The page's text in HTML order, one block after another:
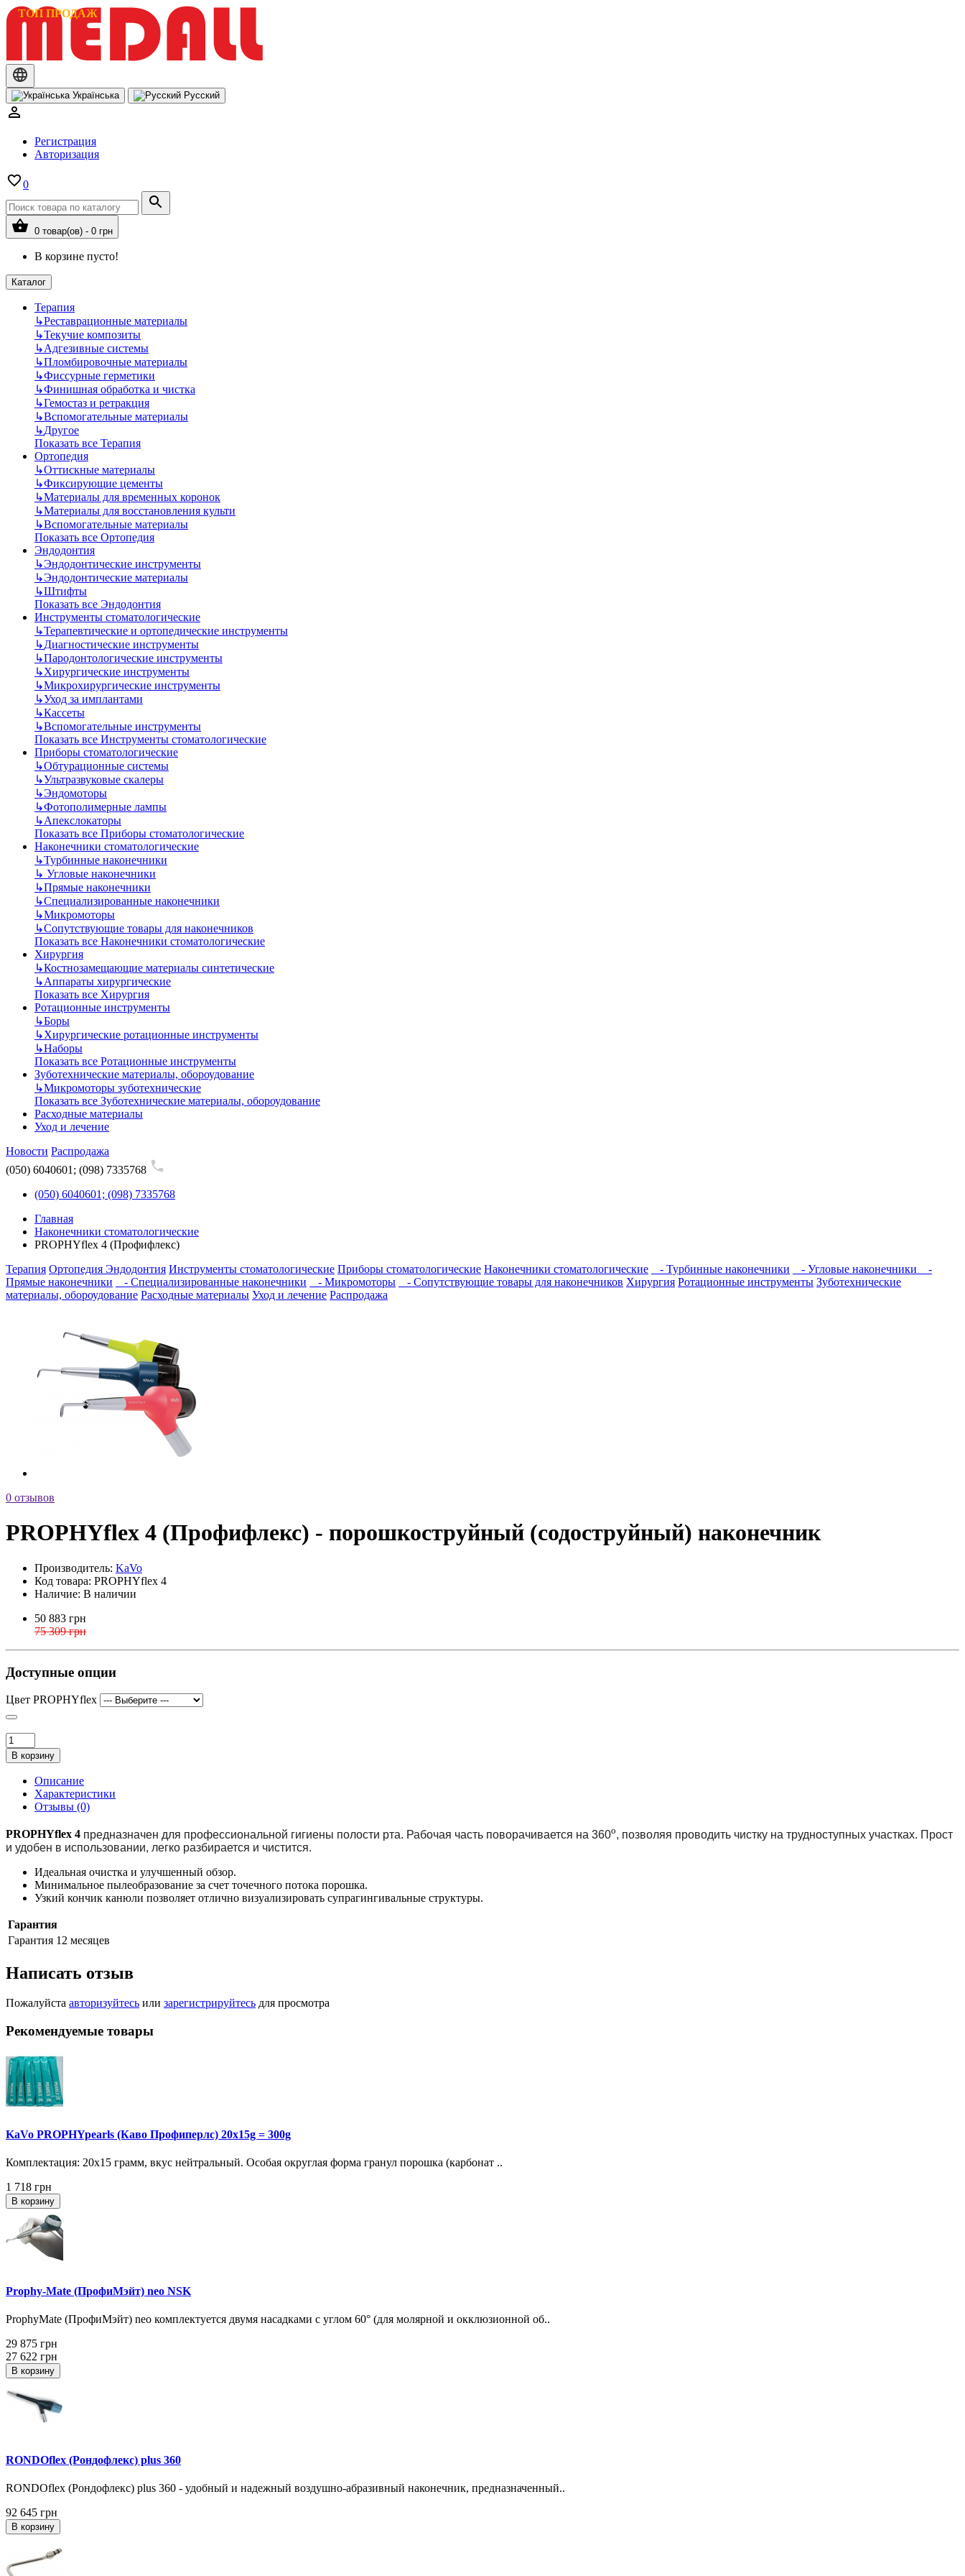
Українська Русский
Регистрация
Авторизация
0
0 товар(ов) - 0 грн
В корзине пусто!
Каталог
Терапия
↳Реставрационные материалы
↳Текучие композиты
↳Адгезивные системы
↳Пломбировочные материалы
↳Фиссурные герметики
↳Финишная обработка и чистка
↳Гемостаз и ретракция
↳Вспомогательные материалы
↳Другое
Показать все Терапия
Ортопедия
↳Оттискные материалы
↳Фиксирующие цементы
↳Материалы для временных коронок
↳Материалы для восстановления культи
↳Вспомогательные материалы
Показать все Ортопедия
Эндодонтия
↳Эндодонтические инструменты
↳Эндодонтические материалы
↳Штифты
Показать все Эндодонтия
Инструменты стоматологические
↳Терапевтические и ортопедические инструменты
↳Диагностические инструменты
↳Пародонтологические инструменты
↳Хирургические инструменты
↳Микрохирургические инструменты
↳Уход за имплантами
↳Кассеты
↳Вспомогательные инструменты
Показать все Инструменты стоматологические
Приборы стоматологические
↳Обтурационные системы
↳Ультразвуковые скалеры
↳Эндомоторы
↳Фотополимерные лампы
↳Апекслокаторы
Показать все Приборы стоматологические
Наконечники стоматологические
↳Турбинные наконечники
↳ Угловые наконечники
↳Прямые наконечники
↳Специализированные наконечники
↳Микромоторы
↳Сопутствующие товары для наконечников
Показать все Наконечники стоматологические
Хирургия
↳Костнозамещающие материалы синтетические
↳Аппараты хирургические
Показать все Хирургия
Ротационные инструменты
↳Боры
↳Хирургические ротационные инструменты
↳Наборы
Показать все Ротационные инструменты
Зуботехнические материалы, обороудование
↳Микромоторы зуботехнические
Показать все Зуботехнические материалы, обороудование
Расходные материалы
Уход и лечение
Новости Распродажа
(050) 6040601; (098) 7335768
(050) 6040601; (098) 7335768
Главная
Наконечники стоматологические
PROPHYflex 4 (Профифлекс)
Терапия Ортопедия Эндодонтия Инструменты стоматологические Приборы стоматологические Наконечники стоматологические - Турбинные наконечники - Угловые наконечники
-
Прямые наконечники
- Специализированные наконечники - Микромоторы - Сопутствующие товары для наконечников Хирургия Ротационные инструменты Зуботехнические
материалы, обороудование Расходные материалы Уход и лечение Распродажа
0 отзывов
PROPHYflex 4 (Профифлекс) - порошкоструйный (содоструйный) наконечник
Производитель: KaVo
Код товара: PROPHYflex 4
Наличие: В наличии
50 883 грн
75 309 грн
Доступные опции
Цвет PROPHYflex
В корзину
Описание
Характеристики
Отзывы (0)
PROPHYflex 4 предназначен для профессиональной гигиены полости рта. Рабочая часть поворачивается на 360о, позволяя проводить чистку на трудноступных участках. Прост
и удобен в использовании, легко разбирается и чистится.
Идеальная очистка и улучшенный обзор.
Минимальное пылеобразование за счет точечного потока порошка.
Узкий кончик канюли позволяет отлично визуализировать супрагингивальные структуры.
Гарантия
Гарантия 12 месяцев
Написать отзыв
Пожалуйста авторизуйтесь или зарегистрируйтесь для просмотра
Рекомендуемые товары
ТОП ПРОДАЖ
KaVo PROPHYpearls (Каво Профиперлс) 20x15g = 300g
Комплектация: 20x15 грамм, вкус нейтральный. Особая округлая форма гранул порошка (карбонат ..
1 718 грн
В корзину
Prophy-Mate (ПрофиМэйт) neo NSK
ProphyMate (ПрофиМэйт) neo комплектуется двумя насадками с углом 60° (для молярной и окклюзионной об..
29 875 грн
27 622 грн
В корзину
RONDOflex (Рондофлекс) plus 360
RONDOflex (Рондофлекс) plus 360 - удобный и надежный воздушно-абразивный наконечник, предназначенный..
92 645 грн
В корзину